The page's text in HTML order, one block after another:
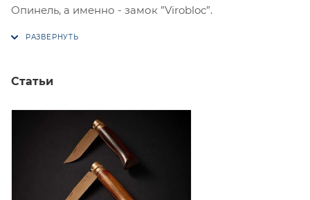
Опинель, а именно - замок ”Virobloc”.
Статьи